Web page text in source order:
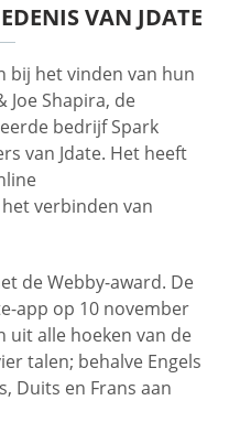
VAN JDATE
bij het vinden van hun
Joe Shapira, de
bedrijf Spark
van Jdate. Het heeft
verbinden van
de Webby-award. De
app op 10 november
uit alle hoeken van de
talen; behalve Engels
Duits en Frans aan